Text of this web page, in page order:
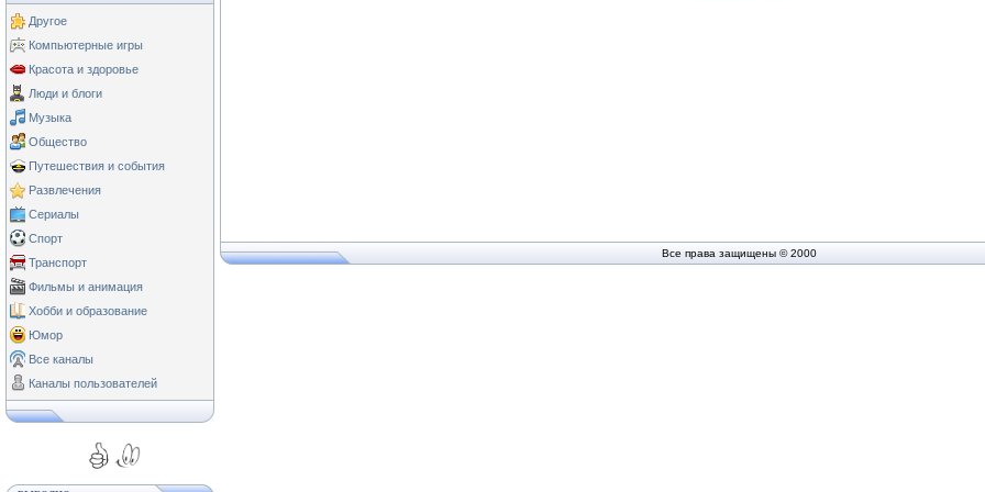
Другое
Компьютерные игры
Красота и здоровье
Люди и блоги
Музыка
Общество
Путешествия и события
Развлечения
Сериалы
Спорт
Транспорт
Фильмы и анимация
Хобби и образование
Юмор
Все каналы
Каналы пользователей
Все права защищены © 2000